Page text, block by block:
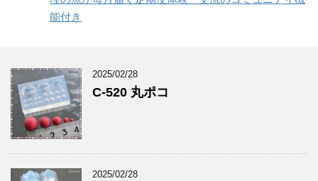
能付き
2025/02/28
C-520 丸ポコ
2025/02/28